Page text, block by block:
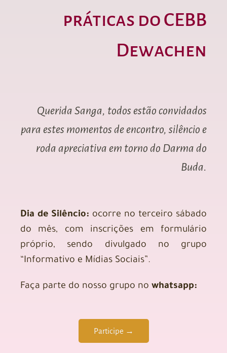
práticas do CEBB
Dewachen
Querida Sanga, todos estão convidados
para estes momentos de encontro, silêncio e
roda apreciativa em torno do Darma do
Buda.
Dia de Silêncio: ocorre no terceiro sábado
do mês, com inscrições em formulário
próprio, sendo divulgado no grupo
“Informativo e Mídias Sociais”.
Faça parte do nosso grupo no whatsapp:
Participe →